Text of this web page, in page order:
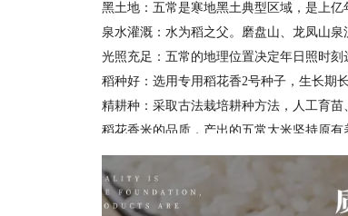
黑土地：五常是寒地黑土典型区域，是上
泉水灌溉：水为稻之父。磨盘山、龙凤山
光照充足：五常的地理位置决定年日照时刻
稻种好：选用专用稻花香2号种子，生长期
精耕种：采取古法栽培耕种方法，人工育
稻花香米的品质，产出的五常大米坚持原有
细作：在五常大米每个环节上严格把关。
营养足：保存五常大米米粒中更多的矿物
链糖较多，对人体健康十分有利。